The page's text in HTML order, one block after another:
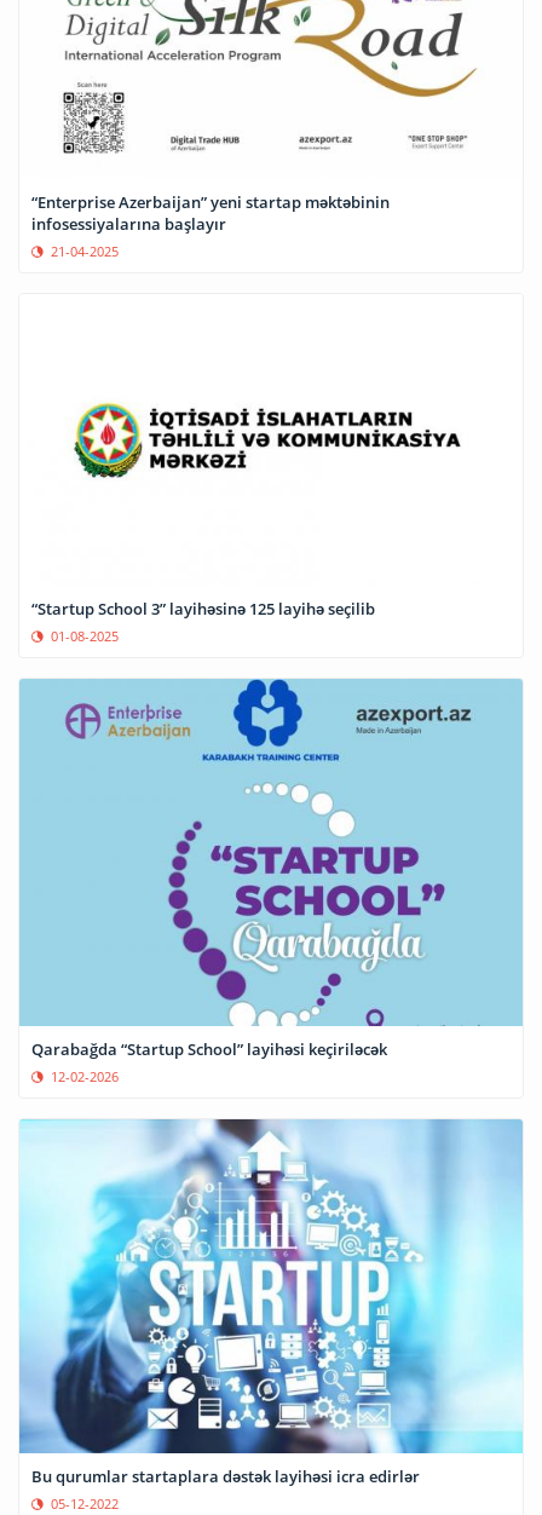
“Enterprise Azerbaijan” yeni startap məktəbinin
infosessiyalarına başlayır
21-04-2025
“Startup School 3” layihəsinə 125 layihə seçilib
01-08-2025
Qarabağda “Startup School” layihəsi keçiriləcək
12-02-2026
Bu qurumlar startaplara dəstək layihəsi icra edirlər
05-12-2022